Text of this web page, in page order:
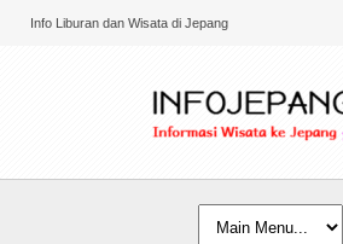
Info Liburan dan Wisata di Jepang